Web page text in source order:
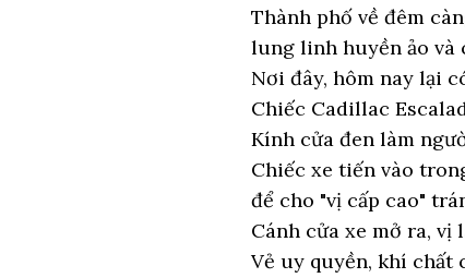
Thành phố về đêm
lung linh huyền ảo và
Nơi đây, hôm nay lại
Chiếc Cadillac
Kính cửa đen làm
Chiếc xe tiến vào
để cho "vị cấp cao"
Cánh cửa xe mở ra, vị
Vẻ uy quyền, khí chất